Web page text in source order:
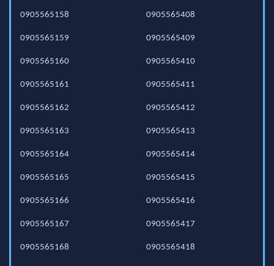
0905565158
0905565159
0905565160
0905565161
0905565162
0905565163
0905565164
0905565165
0905565166
0905565167
0905565168
0905565408
0905565409
0905565410
0905565411
0905565412
0905565413
0905565414
0905565415
0905565416
0905565417
0905565418